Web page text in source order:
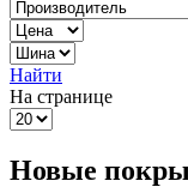
Найти
На странице
Новые